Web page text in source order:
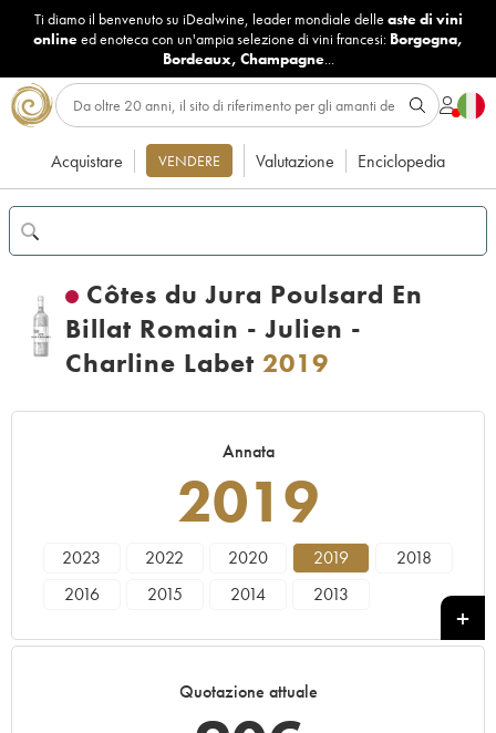
Ti diamo il benvenuto su iDealwine, leader mondiale delle aste di vini
onlineed enoteca con un'ampia selezione di vini francesi: Borgogna,
Bordeaux, Champagne...
Acquistare VENDERE Valutazione Enciclopedia
Côtes du Jura Poulsard En
Billat Romain - Julien -
Charline Labet 2019
Annata
2019
2023 2022 2020 2019
2018
2016
2015 2014 2013
Quotazione attuale